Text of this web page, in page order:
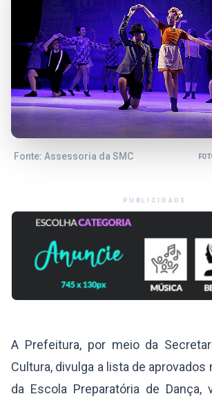
Fonte: Assessoria da SMC
PUBLICIDADE
A Prefeitura, por meio da
Cultura, divulga a lista de aprovados
da Escola Preparatória de Dança,